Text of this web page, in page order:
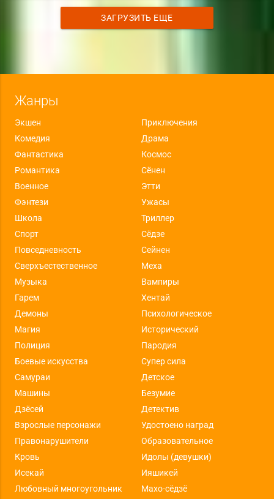
ЗАГРУЗИТЬ ЕЩЕ
Жанры
Экшен
Приключения
Комедия
Драма
Фантастика
Космос
Романтика
Сёнен
Военное
Этти
Фэнтези
Ужасы
Школа
Триллер
Спорт
Сёдзе
Повседневность
Сейнен
Сверхъестественное
Меха
Музыка
Вампиры
Гарем
Хентай
Демоны
Психологическое
Магия
Исторический
Полиция
Пародия
Боевые искусства
Супер сила
Самураи
Детское
Машины
Безумие
Дзёсей
Детектив
Взрослые персонажи
Удостоено наград
Правонарушители
Образовательное
Кровь
Идолы (девушки)
Исекай
Ияшикей
Любовный многоугольник
Махо-сёдзё